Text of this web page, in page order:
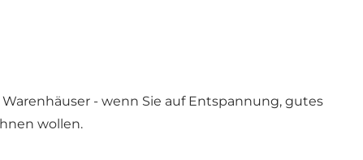
- wenn Sie auf Entspannung, gutes
wollen.